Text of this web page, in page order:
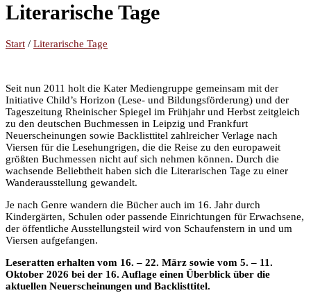
Literarische Tage
Start / Literarische Tage
Seit nun 2011 holt die Kater Mediengruppe gemeinsam mit der
Initiative Child’s Horizon (Lese- und Bildungsförderung) und der
Tageszeitung Rheinischer Spiegel im Frühjahr und Herbst zeitgleich
zu den deutschen Buchmessen in Leipzig und Frankfurt
Neuerscheinungen sowie Backlisttitel zahlreicher Verlage nach
Viersen für die Lesehungrigen, die die Reise zu den europaweit
größten Buchmessen nicht auf sich nehmen können. Durch die
wachsende Beliebtheit haben sich die Literarischen Tage zu einer
Wanderausstellung gewandelt.
Je nach Genre wandern die Bücher auch im 16. Jahr durch
Kindergärten, Schulen oder passende Einrichtungen für Erwachsene,
der öffentliche Ausstellungsteil wird von Schaufenstern in und um
Viersen aufgefangen.
Leseratten erhalten vom 16. – 22. März sowie vom 5. – 11.
Oktober 2026 bei der 16. Auflage einen Überblick über die
aktuellen Neuerscheinungen und Backlisttitel.